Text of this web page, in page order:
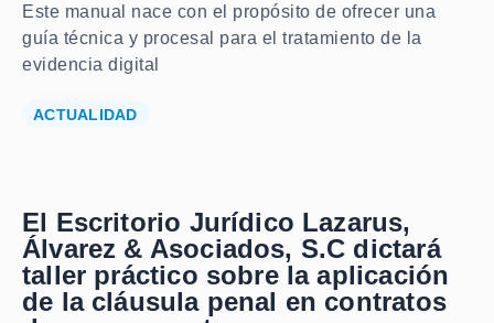
Este manual nace con el propósito de ofrecer una
guía técnica y procesal para el tratamiento de la
evidencia digital
ACTUALIDAD
El Escritorio Jurídico Lazarus,
Álvarez & Asociados, S.C dictará
taller práctico sobre la aplicación
de la cláusula penal en contratos